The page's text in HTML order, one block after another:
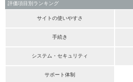
評価項目別ランキング
サイトの使いやすさ
手続き
システム・セキュリティ
サポート体制